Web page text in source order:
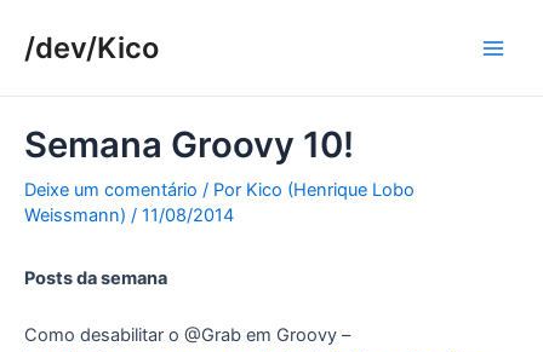
para/dev/Kico
Semana Groovy 10!
Deixe um comentário / Por Kico (Henrique Lobo
Weissmann) / 11/08/2014
Posts da semana
Como desabilitar o @Grab em Groovy –